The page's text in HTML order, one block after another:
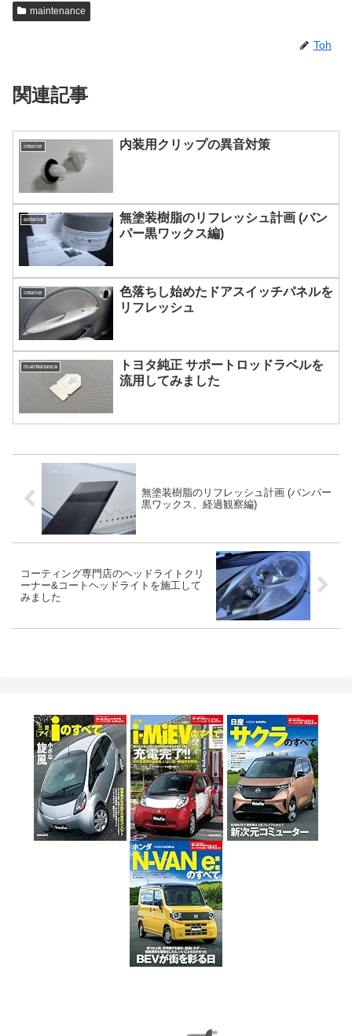
maintenance
Toh
関連記事
interior 内装用クリップの異音対策
exterior
無塗装樹脂のリフレッシュ計画 (バン
パー黒ワックス編)
interior
色落ちし始めたドアスイッチパネルを
リフレッシュ
maintenance
トヨタ純正 サポートロッドラベルを
流用してみました
無塗装樹脂のリフレッシュ計画 (バンパー
黒ワックス、経過観察編)
コーティング専門店のヘッドライトクリ
ーナー&コートヘッドライトを施工して
みました